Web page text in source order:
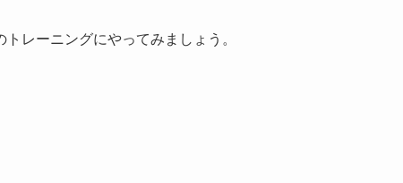
レーニングにやってみましょう。